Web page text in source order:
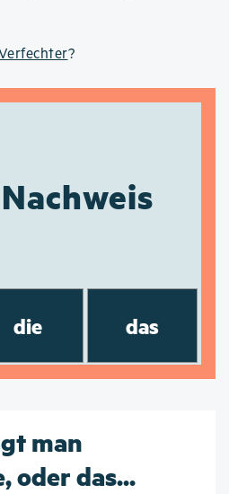
?
Nachweis
die das
man
oder das...